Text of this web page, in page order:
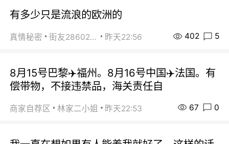
有多少只是流浪的欧洲的
真情秘密 街友28602925 昨天22:56 402 5
8月15号巴黎✈️福州。8月16号中国✈️法国。有
偿带物，不接违禁品，海关责任自
商家自荐区 林家二小姐 昨天22:53 67 0